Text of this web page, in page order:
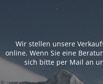
Wir stellen unsere
online. Wenn Sie eine
sich bitte per Mail an